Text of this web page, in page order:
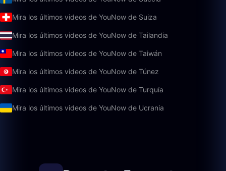
Mira los últimos videos de YouNow de Suiza
Mira los últimos videos de YouNow de Tailandia
Mira los últimos videos de YouNow de Taiwán
Mira los últimos videos de YouNow de Túnez
Mira los últimos videos de YouNow de Turquía
Mira los últimos videos de YouNow de Ucrania